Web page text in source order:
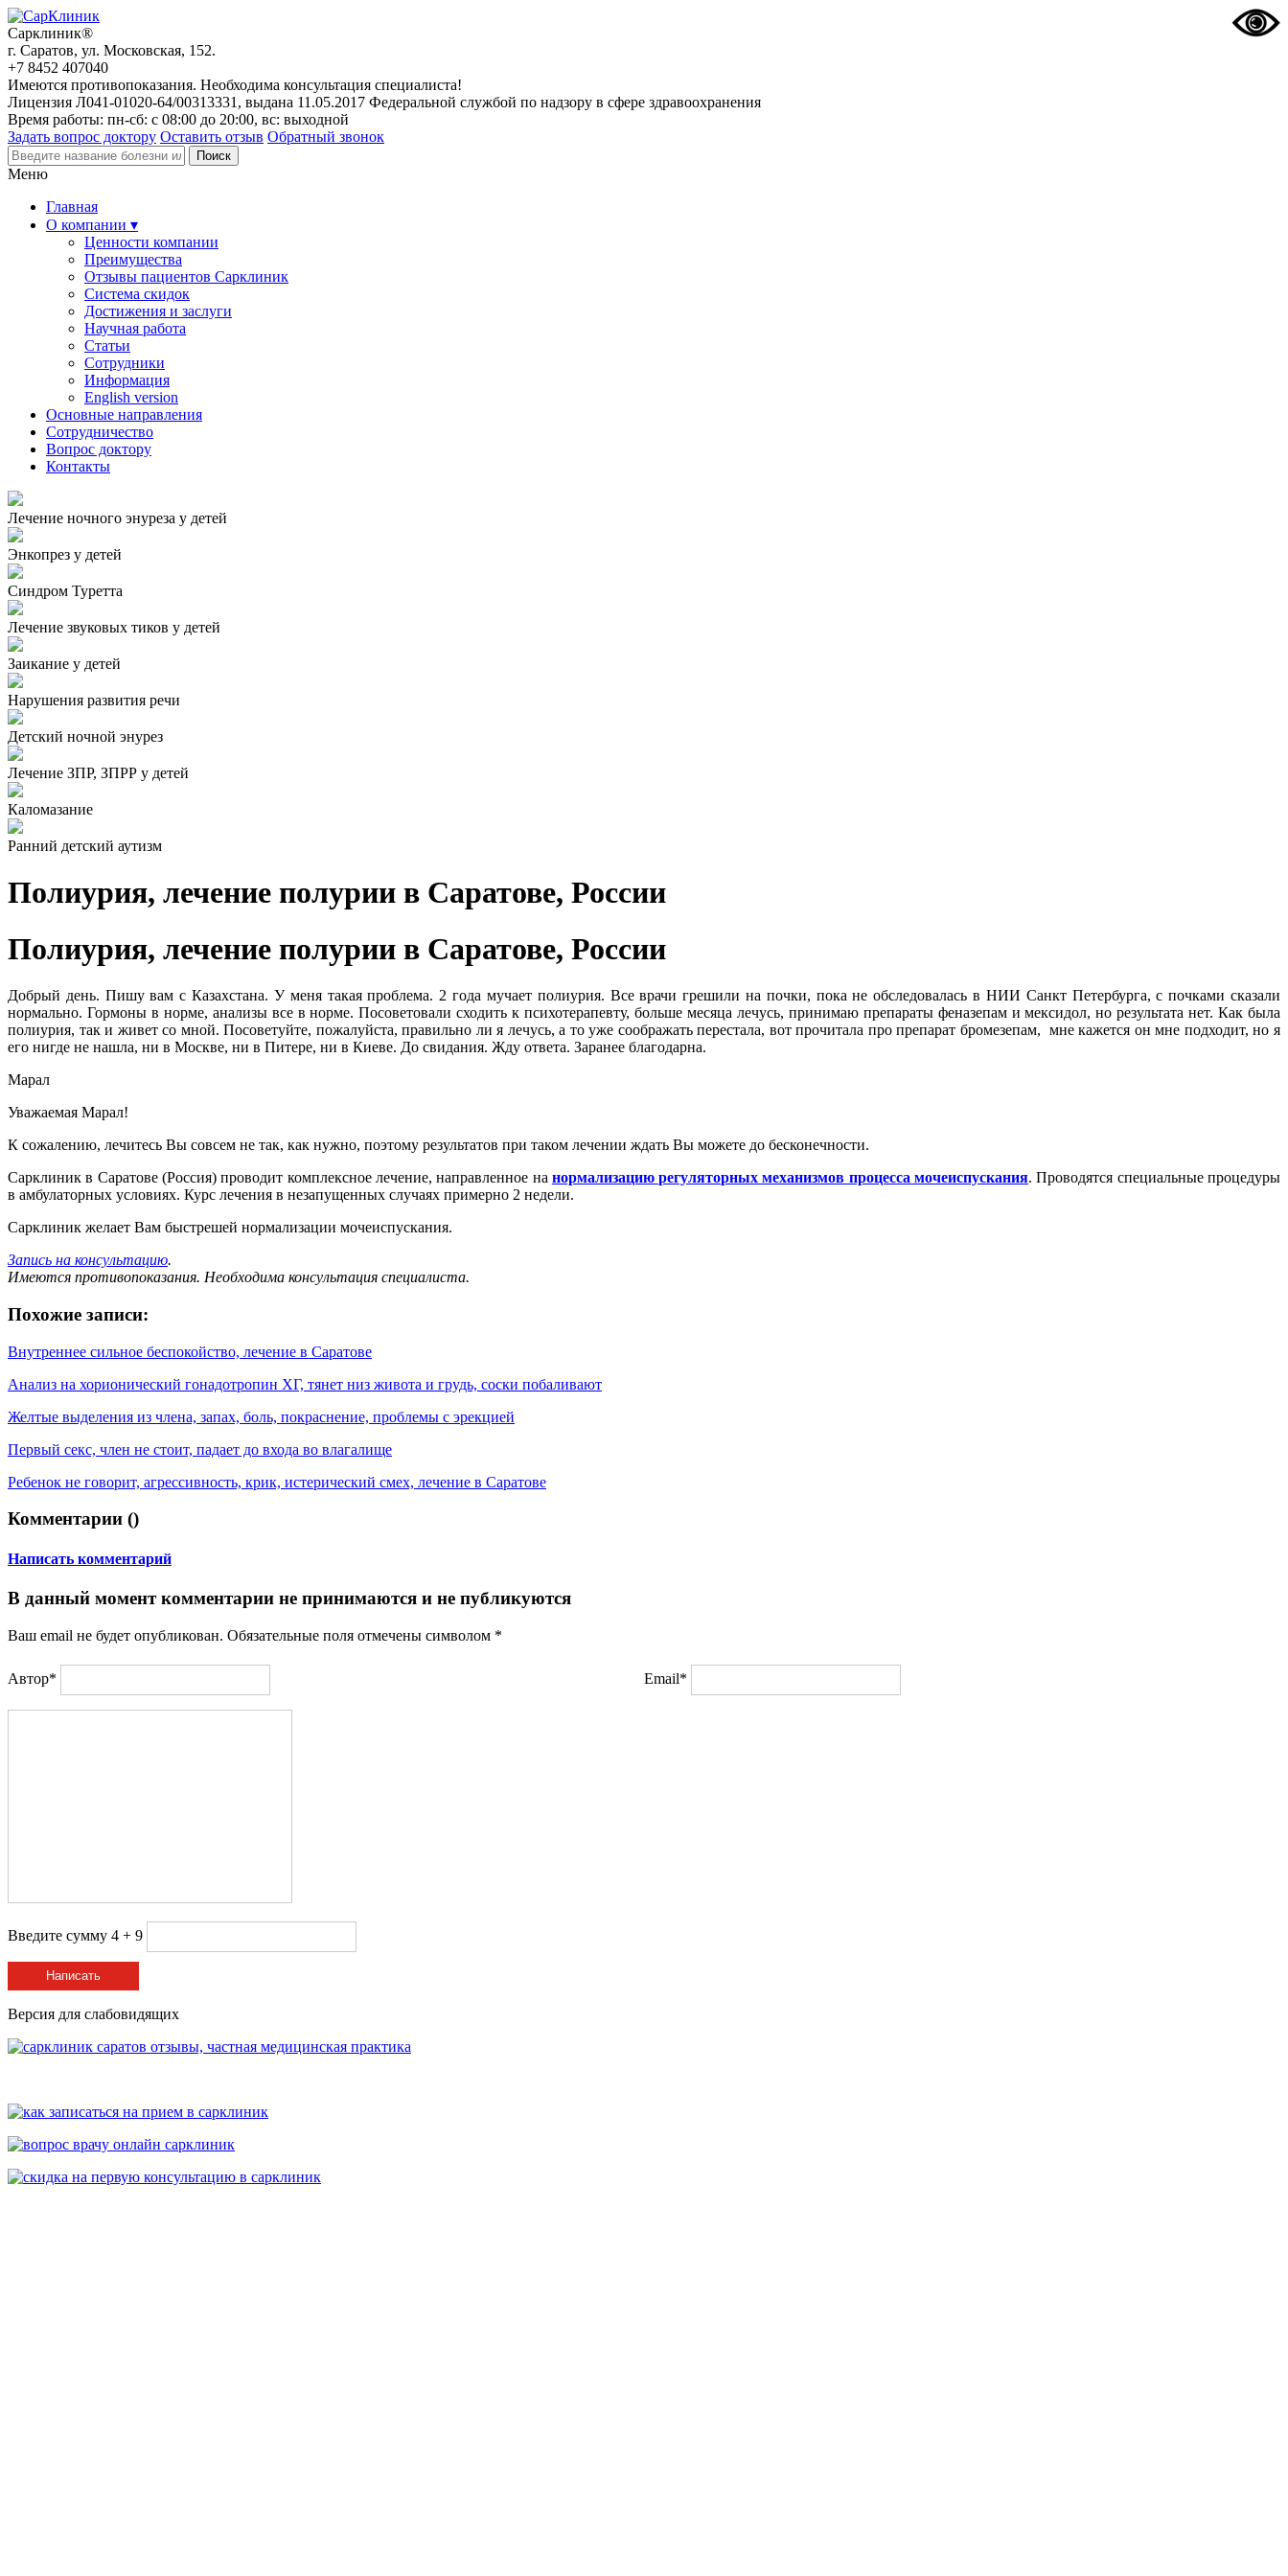
Сарклиник®
г. Саратов, ул. Московская, 152.
+7 8452 407040
Имеются противопоказания. Необходима консультация специалиста!
Лицензия Л041-01020-64/00313331, выдана 11.05.2017 Федеральной службой по надзору в сфере здравоохранения
Время работы: пн-сб: с 08:00 до 20:00, вс: выходной
Задать вопрос доктору Оставить отзыв Обратный звонок
Меню
Главная
О компании ▾
Ценности компании
Преимущества
Отзывы пациентов Сарклиник
Система скидок
Достижения и заслуги
Научная работа
Статьи
Сотрудники
Информация
English version
Основные направления
Сотрудничество
Вопрос доктору
Контакты
Лечение ночного энуреза у детей
Энкопрез у детей
Синдром Туретта
Лечение звуковых тиков у детей
Заикание у детей
Нарушения развития речи
Детский ночной энурез
Лечение ЗПР, ЗПРР у детей
Каломазание
Ранний детский аутизм
Полиурия, лечение полурии в Саратове, России
Полиурия, лечение полурии в Саратове, России
Добрый день. Пишу вам с Казахстана. У меня такая проблема. 2 года мучает полиурия. Все врачи грешили на почки, пока не обследовалась в НИИ Санкт Петербурга, с почками сказали
нормально. Гормоны в норме, анализы все в норме. Посоветовали сходить к психотерапевту, больше месяца лечусь, принимаю препараты феназепам и мексидол, но результата нет. Как была
полиурия, так и живет со мной. Посоветуйте, пожалуйста, правильно ли я лечусь, а то уже соображать перестала, вот прочитала про препарат бромезепам, мне кажется он мне подходит, но я
его нигде не нашла, ни в Москве, ни в Питере, ни в Киеве. До свидания. Жду ответа. Заранее благодарна.
Марал
Уважаемая Марал!
К сожалению, лечитесь Вы совсем не так, как нужно, поэтому результатов при таком лечении ждать Вы можете до бесконечности.
Сарклиник в Саратове (Россия) проводит комплексное лечение, направленное на нормализацию регуляторных механизмов процесса мочеиспускания. Проводятся специальные процедуры
в амбулаторных условиях. Курс лечения в незапущенных случаях примерно 2 недели.
Сарклиник желает Вам быстрешей нормализации мочеиспускания.
Запись на консультацию.
Имеются противопоказания. Необходима консультация специалиста.
Похожие записи:
Внутреннее сильное беспокойство, лечение в Саратове
Анализ на хорионический гонадотропин ХГ, тянет низ живота и грудь, соски побаливают
Желтые выделения из члена, запах, боль, покраснение, проблемы с эрекцией
Первый секс, член не стоит, падает до входа во влагалище
Ребенок не говорит, агрессивность, крик, истерический смех, лечение в Саратове
Комментарии ()
Написать комментарий
В данный момент комментарии не принимаются и не публикуются
Ваш email не будет опубликован. Обязательные поля отмечены символом *
Автор* Email*
Введите сумму 4 + 9
Написать
Версия для слабовидящих